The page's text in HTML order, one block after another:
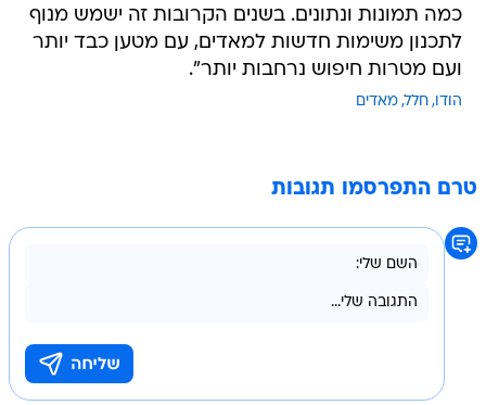
כמה תמונות ונתונים. בשנים הקרובות זה ישמש מנוף
לתכנון משימות חדשות למאדים, עם מטען כבד יותר
ועם מטרות חיפוש נרחבות יותר".
הודו חלל מאדים
טרם התפרסמו תגובות